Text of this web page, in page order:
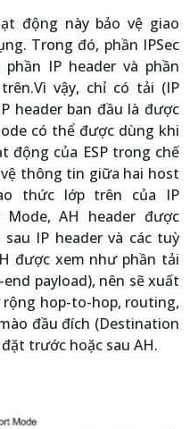
động này bảo vệ giao
Trong đó, phần IPSec
IP header và phần
vậy, chỉ có tải (IP
header ban đầu là được
có thể được dùng khi
động của ESP trong chế
thông tin giữa hai host
thức lớp trên của IP
AH header được
IP header và các tuỳ
được xem như phần tải
payload), nên sẽ xuất
rộng hop-to-hop, routing,
đầu đích (Destination
trước hoặc sau AH.